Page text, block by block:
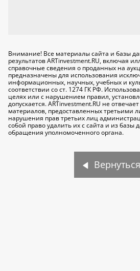
Внимание! Все материалы сайта и базы
результатов ARTinvestment.RU, включая
справочные сведения о проданных на
предназначены для использования
информационных, научных, учебных и
соответствии со ст. 1274 ГК РФ.
целях или с нарушением правил,
допускается. ARTinvestment.RU не
материалов, предоставленных третьими
нарушения прав третьих лиц
собой право удалить их с сайта и из базы
обращения уполномоченного органа.